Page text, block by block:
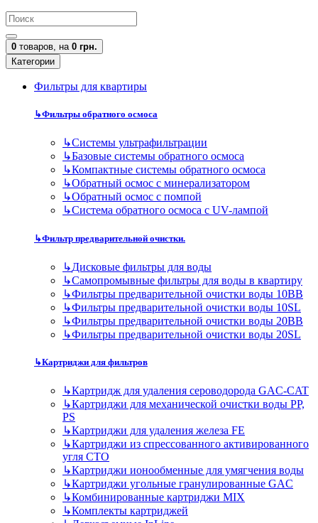
0 товаров, на 0 грн.
Категории
Фильтры для квартиры
↳Фильтры обратного осмоса
↳Cистемы ультрафильтрации
↳Базовые системы обратного осмоса
↳Компактные системы обратного осмоса
↳Обратный осмос с минерализатором
↳Обратный осмос с помпой
↳Система обратного осмоса с UV-лампой
↳Фильтр предварительной очистки.
↳Дисковые фильтры для воды
↳Самопромывные фильтры для воды в квартиру
↳Фильтры предварительной очистки воды 10BB
↳Фильтры предварительной очистки воды 10SL
↳Фильтры предварительной очистки воды 20BB
↳Фильтры предварительной очистки воды 20SL
↳Картриджи для фильтров
↳Картридж для удаления сероводорода GAC-CAT
↳Картриджи для механической очистки воды PP,
PS
↳Картриджи для удаления железа FE
↳Картриджи из спрессованного активированного
угля CTO
↳Картриджи ионообменные для умягчения воды
↳Картриджи угольные гранулированные GAC
↳Комбинированные картриджи MIX
↳Комплекты картриджей